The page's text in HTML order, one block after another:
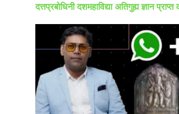
दत्तप्रबोधिनी दशमहाविद्या अतिगुह्य ज्ञान